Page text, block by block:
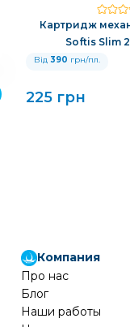
Картридж
Softis Slim
Від 390 грн/пл.
225 грн
Компания
Про нас
Блог
Наши работы